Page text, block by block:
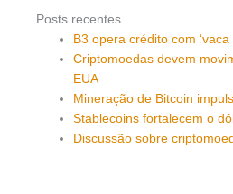
Posts recentes
B3 opera crédito com
Criptomoedas devem
EUA
Mineração de Bitcoin
Stablecoins fortalecem o
Discussão sobre